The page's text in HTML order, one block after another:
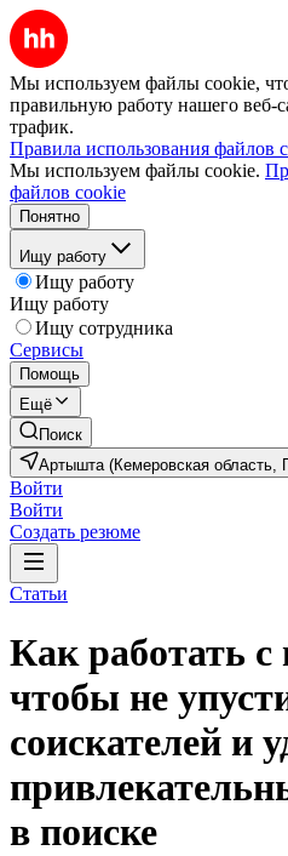
Мы используем файлы cookie,
правильную работу нашего веб-
трафик.
Правила использования файлов
Мы используем файлы cookie.
файлов cookie
Понятно
Ищу работу
Ищу работу
Ищу работу
Ищу сотрудника
Сервисы
Помощь
Ещё
Поиск
Артышта (Кемеровская область,
Войти
Войти
Создать резюме
Статьи
Как работать
чтобы не
соискателей и
в поиске